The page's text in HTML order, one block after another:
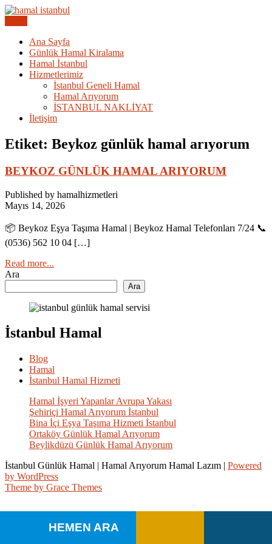
Skip
İstanbul Günlük Hamal |
Hamal Arıyorum Hamal Lazım
Ana Sayfa
Günlük Hamal Kiralama
Hamal İstanbul
Hizmetlerimiz
İstanbul Geneli Hamal
Hamal Arıyorum
İSTANBUL NAKLİYAT
İletişim
Etiket: Beykoz günlük hamal arıyorum
BEYKOZ GÜNLÜK HAMAL ARIYORUM
Published by hamalhizmetleri
Mayıs 14, 2026
📦 Beykoz Eşya Taşıma Hamal | Beykoz Hamal Telefonları 7/24 📞
(0536) 562 10 04 […]
Read more...
Ara
Ara
İstanbul Hamal
Blog
Hamal
İstanbul Hamal Hizmeti
Hamal İşyeri Yapanlar Avrupa Yakası
Şehiriçi Hamal Arıyorum İstanbul
Bina İçi Eşya Taşıma Hizmeti İstanbul
Ortaköy Günlük Hamal Arıyorum
Beylikdüzü Günlük Hamal Arıyorum
İstanbul Günlük Hamal | Hamal Arıyorum Hamal Lazım | Powered
by WordPress
Theme by Grace Themes
HEMEN ARA